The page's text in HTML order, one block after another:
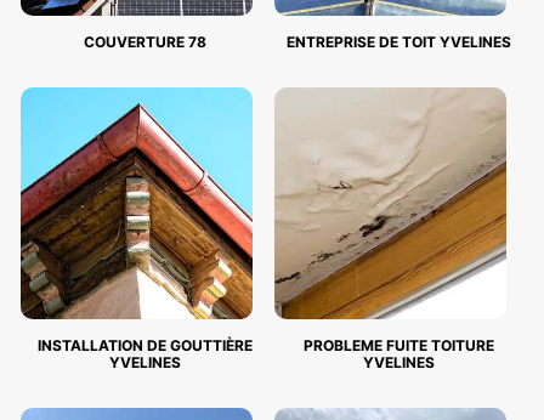
COUVERTURE 78 ENTREPRISE DE TOIT YVELINES
INSTALLATION DE GOUTTIÈRE
YVELINES
PROBLEME FUITE TOITURE
YVELINES